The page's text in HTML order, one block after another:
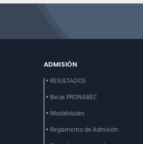
ADMISIÓN
• RESULTADOS
• Becas PRONABEC
• Modalidades
• Reglamento de Admisión